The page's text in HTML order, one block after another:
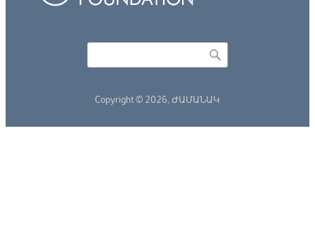
Copyright © 2026, ԺԱՄԱՆԱԿ